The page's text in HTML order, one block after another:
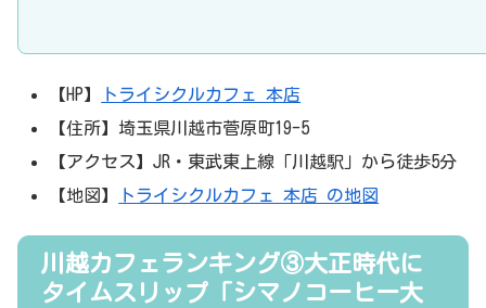
【HP】
トライシクルカフェ 本店
【住所】埼玉県川越市菅原町19-5
【アクセス】JR・東武東上線「川越駅」から徒歩5分
【地図】
トライシクルカフェ 本店 の地図
川越カフェランキング③大正時代に
タイムスリップ「シマノコーヒー大